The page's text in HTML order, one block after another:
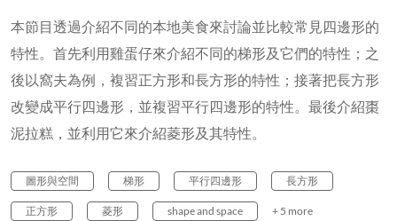
本節目透過介紹不同的本地美食來討論並比較常見四邊形的
特性。首先利用雞蛋仔來介紹不同的梯形及它們的特性；之
後以窩夫為例，複習正方形和長方形的特性；接著把長方形
改變成平行四邊形，並複習平行四邊形的特性。最後介紹棗
泥拉糕，並利用它來介紹菱形及其特性。
圖形與空間 梯形 平行四邊形 長方形
正方形 菱形 shape and space + 5 more